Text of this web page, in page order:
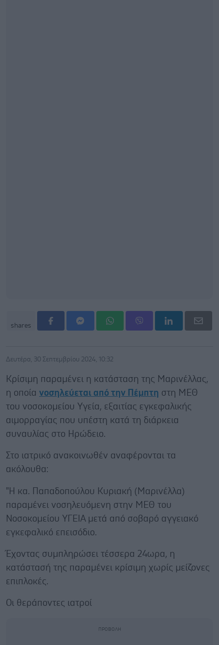
shares
Δευτέρα, 30 Σεπτεμβρίου 2024, 10:32
Κρίσιμη παραμένει η κατάσταση της Μαρινέλλας,
η οποία νοσηλεύεται από την Πέμπτη στη ΜΕΘ
του νοσοκομείου Υγεία, εξαιτίας εγκεφαλικής
αιμορραγίας που υπέστη κατά τη διάρκεια
συναυλίας στο Ηρώδειο.
Στο ιατρικό ανακοινωθέν αναφέρονται τα
ακόλουθα:
"Η κα. Παπαδοπούλου Κυριακή (Μαρινέλλα)
παραμένει νοσηλευόμενη στην ΜΕΘ του
Νοσοκομείου ΥΓΕΙΑ μετά από σοβαρό αγγειακό
εγκεφαλικό επεισόδιο.
Έχοντας συμπληρώσει τέσσερα 24ωρα, η
κατάστασή της παραμένει κρίσιμη χωρίς μείζονες
επιπλοκές.
Οι θεράποντες ιατροί